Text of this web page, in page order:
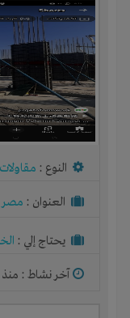
النوع : مقاولات
العنوان : مصر
يحتاج إلي :
آخر نشاط : منذ 3 اشهر